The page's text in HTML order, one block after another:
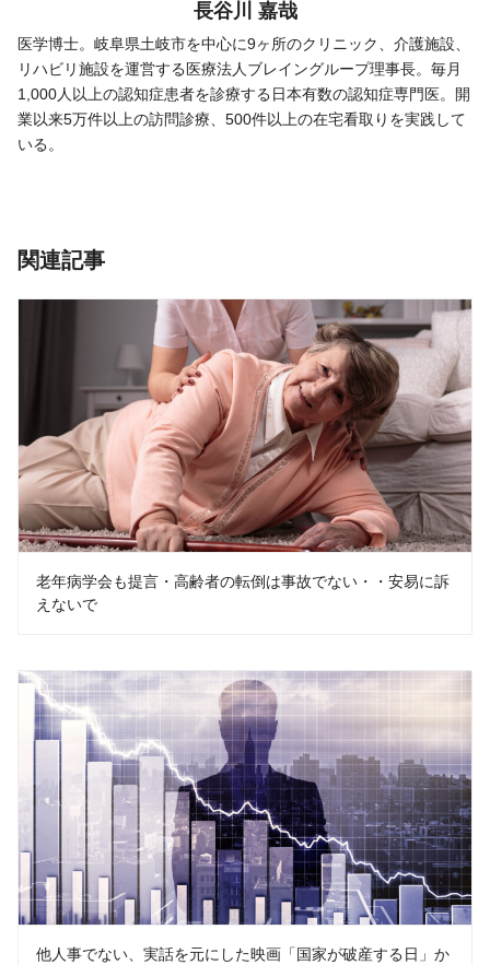
長谷川 嘉哉
医学博士。岐阜県土岐市を中心に9ヶ所のクリニック、介護施設、
リハビリ施設を運営する医療法人ブレイングループ理事長。毎月
1,000人以上の認知症患者を診療する日本有数の認知症専門医。開
業以来5万件以上の訪問診療、500件以上の在宅看取りを実践して
いる。
関連記事
老年病学会も提言・高齢者の転倒は事故でない・・安易に訴
えないで
他人事でない、実話を元にした映画「国家が破産する日」か